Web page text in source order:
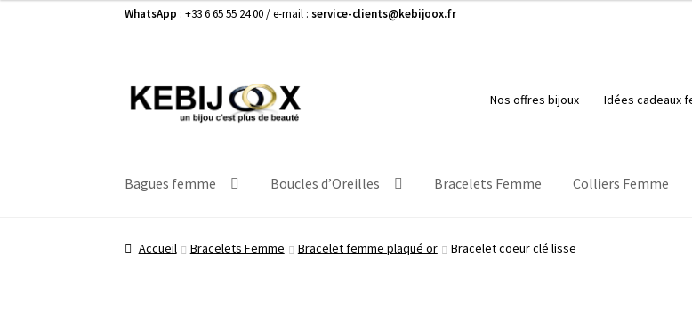
WhatsApp : +33 6 65 55 24 00 / e-mail :service-clients@kebijoox.fr
Aller
à
Aller
au
Nos offres bijoux Idées cadeaux
Bagues femme Boucles d’Oreilles Bracelets Femme Colliers Femme
Accueil Bracelets Femme Bracelet femme plaqué or Bracelet coeur clé lisse